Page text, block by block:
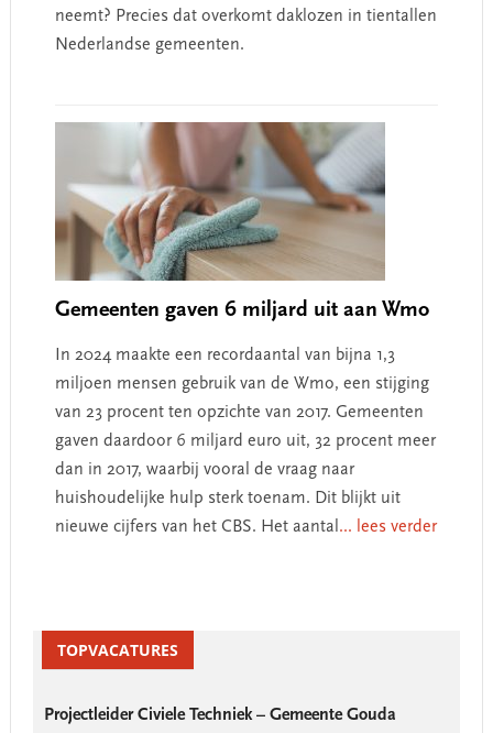
neemt? Precies dat overkomt daklozen in tientallen
Nederlandse gemeenten.
Gemeenten gaven 6 miljard uit aan Wmo
In 2024 maakte een recordaantal van bijna 1,3
miljoen mensen gebruik van de Wmo, een stijging
van 23 procent ten opzichte van 2017. Gemeenten
gaven daardoor 6 miljard euro uit, 32 procent meer
dan in 2017, waarbij vooral de vraag naar
huishoudelijke hulp sterk toenam. Dit blijkt uit
nieuwe cijfers van het CBS. Het aantal ... lees verder
SidebarTOPVACATURES
Projectleider Civiele Techniek – Gemeente Gouda